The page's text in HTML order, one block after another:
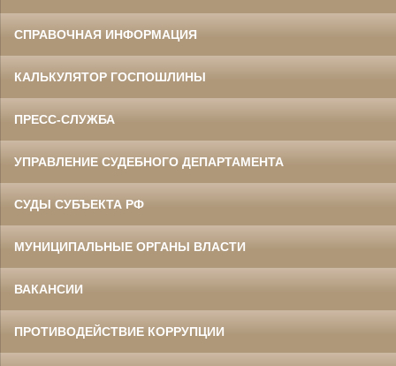
СПРАВОЧНАЯ ИНФОРМАЦИЯ
КАЛЬКУЛЯТОР ГОСПОШЛИНЫ
ПРЕСС-СЛУЖБА
УПРАВЛЕНИЕ СУДЕБНОГО ДЕПАРТАМЕНТА
СУДЫ СУБЪЕКТА РФ
МУНИЦИПАЛЬНЫЕ ОРГАНЫ ВЛАСТИ
ВАКАНСИИ
ПРОТИВОДЕЙСТВИЕ КОРРУПЦИИ